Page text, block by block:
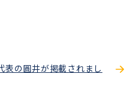
表の圓井が掲載されまし